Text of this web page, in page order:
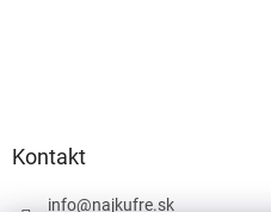
Kontakt
info@najkufre.sk